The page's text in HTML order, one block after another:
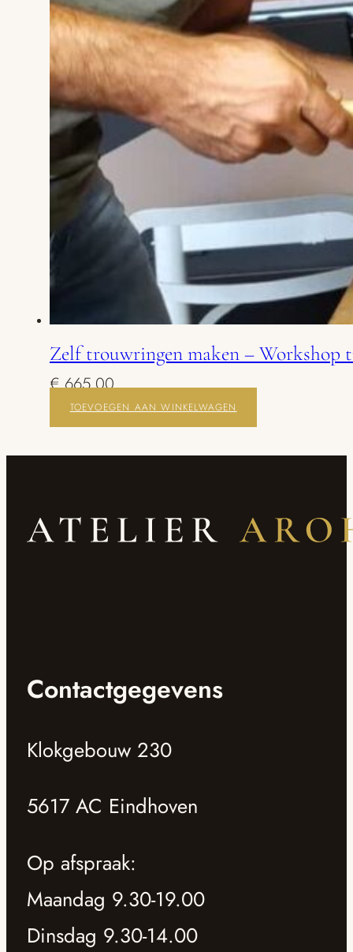
Zelf trouwringen maken – Workshop
€665,00
TOEVOEGEN AAN WINKELWAGEN
Contactgegevens
Klokgebouw 230
5617 AC Eindhoven
Op afspraak:
Maandag 9.30-19.00
Dinsdag 9.30-14.00